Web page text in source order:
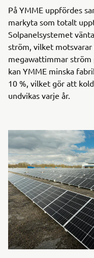
På YMME uppfördes
markyta som totalt
Solpanelsystemet
ström, vilket
megawattimmar ström
kan YMME minska
10 %, vilket gör att
undvikas varje år.